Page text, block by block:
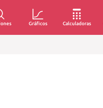
Gráficos Calculadoras